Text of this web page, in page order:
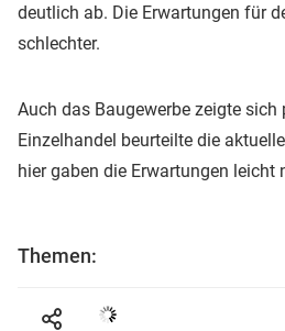
deutlich ab. Die Erwartungen für
schlechter.
Auch das Baugewerbe zeigte sich
Einzelhandel beurteilte die
hier gaben die Erwartungen leicht
Themen: